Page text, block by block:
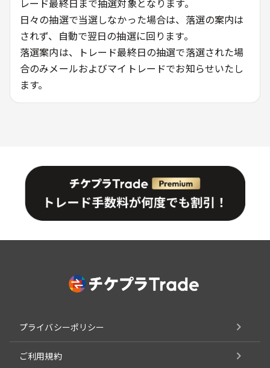
レード最終日まで抽選対象となります。
日々の抽選で当選しなかった場合は、落選の案内は
されず、自動で翌日の抽選に回ります。
落選案内は、トレード最終日の抽選で落選された場
合のみメールおよびマイトレードでお知らせいたし
ます。
プライバシーポリシー
ご利用規約